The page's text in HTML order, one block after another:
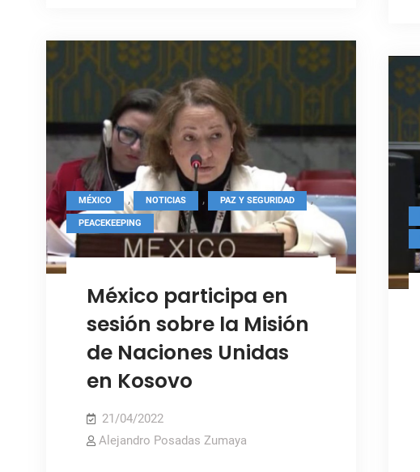
civiles
de
Mariúpol.
MÉXICO , NOTICIAS , PAZ Y SEGURIDAD ,
PEACEKEEPING
México participa en
sesión sobre la Misión
de Naciones Unidas
en Kosovo
21/04/2022
Alejandro Posadas Zumaya